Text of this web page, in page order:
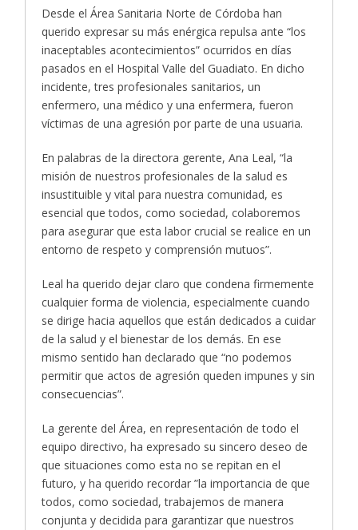
Desde el Área Sanitaria Norte de Córdoba han
querido expresar su más enérgica repulsa ante “los
inaceptables acontecimientos” ocurridos en días
pasados en el Hospital Valle del Guadiato. En dicho
incidente, tres profesionales sanitarios, un
enfermero, una médico y una enfermera, fueron
víctimas de una agresión por parte de una usuaria.
En palabras de la directora gerente, Ana Leal, “la
misión de nuestros profesionales de la salud es
insustituible y vital para nuestra comunidad, es
esencial que todos, como sociedad, colaboremos
para asegurar que esta labor crucial se realice en un
entorno de respeto y comprensión mutuos”.
Leal ha querido dejar claro que condena firmemente
cualquier forma de violencia, especialmente cuando
se dirige hacia aquellos que están dedicados a cuidar
de la salud y el bienestar de los demás. En ese
mismo sentido han declarado que “no podemos
permitir que actos de agresión queden impunes y sin
consecuencias”.
La gerente del Área, en representación de todo el
equipo directivo, ha expresado su sincero deseo de
que situaciones como esta no se repitan en el
futuro, y ha querido recordar ”la importancia de que
todos, como sociedad, trabajemos de manera
conjunta y decidida para garantizar que nuestros